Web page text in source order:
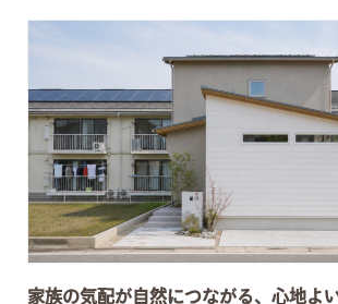
家族の気配が自然につながる、心地よ